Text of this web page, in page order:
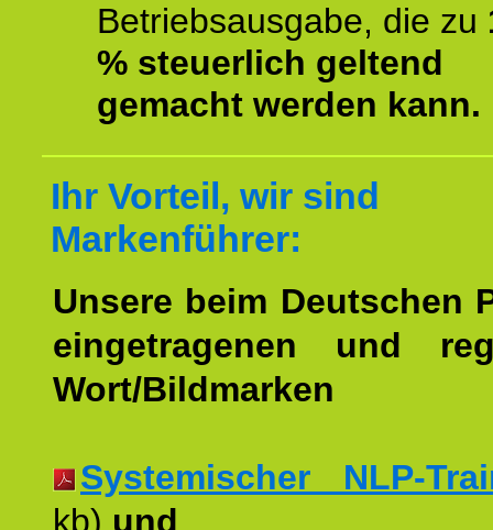
Betriebsausgabe, die zu
% steuerlich geltend
gemacht werden kann.
Ihr Vorteil, wir sind
Markenführer:
Unsere beim Deutschen
eingetragenen und
Wort/Bildmarken
Systemischer NLP-
kb) und